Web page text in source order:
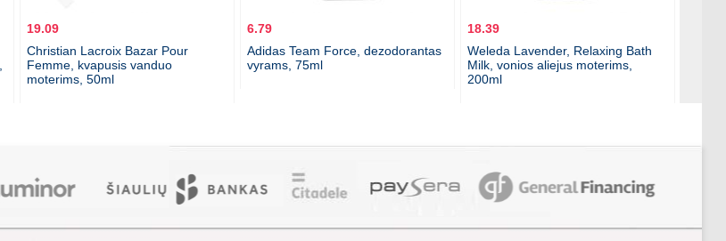
19.09
Christian Lacroix Bazar Pour
Femme, kvapusis vanduo
moterims, 50ml
6.79
Adidas Team Force, dezodorantas
vyrams, 75ml
18.39
Weleda Lavender, Relaxing Bath
Milk, vonios aliejus moterims,
200ml